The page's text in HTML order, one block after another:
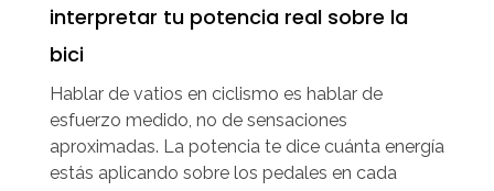
interpretar tu potencia real sobre la
bici
Hablar de vatios en ciclismo es hablar de
esfuerzo medido, no de sensaciones
aproximadas. La potencia te dice cuánta energía
estás aplicando sobre los pedales en cada